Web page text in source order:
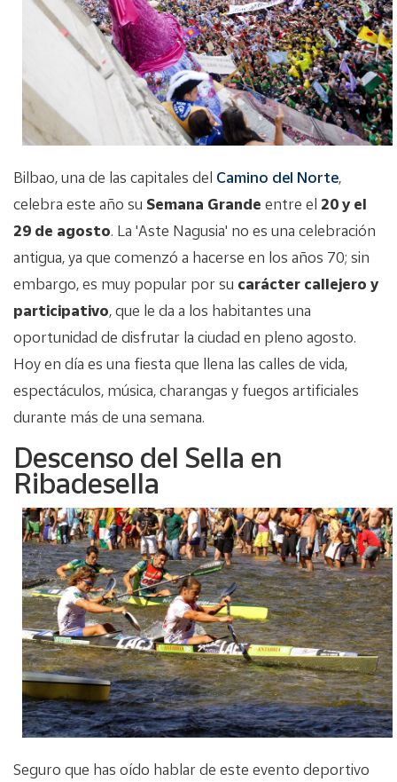
Bilbao, una de las capitales del Camino del Norte,
celebra este año su Semana Grande entre el 20 y el
29 de agosto. La 'Aste Nagusia' no es una celebración
antigua, ya que comenzó a hacerse en los años 70; sin
embargo, es muy popular por su carácter callejero y
participativo, que le da a los habitantes una
oportunidad de disfrutar la ciudad en pleno agosto.
Hoy en día es una fiesta que llena las calles de vida,
espectáculos, música, charangas y fuegos artificiales
durante más de una semana.
Descenso del Sella en
Ribadesella
Seguro que has oído hablar de este evento deportivo